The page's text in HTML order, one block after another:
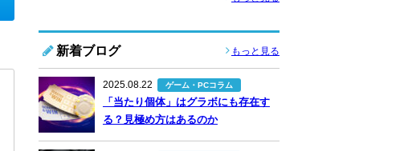
新着ブログ もっと見る
2025.08.22 ゲーム・PCコラム
「当たり個体」はグラボにも存在す
る？見極め方はあるのか